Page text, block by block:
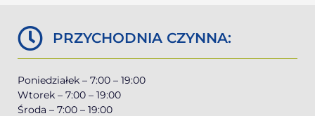
PRZYCHODNIA CZYNNA:
Poniedziałek – 7:00 – 19:00
Wtorek – 7:00 – 19:00
Środa – 7:00 – 19:00